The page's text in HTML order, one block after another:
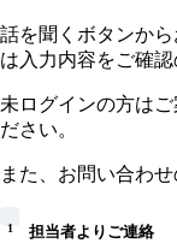
話を聞くボタンか
は入力内容をご確認
未ログインの方は
ださい。
また、お問い合わ
1 担当者よりご連絡